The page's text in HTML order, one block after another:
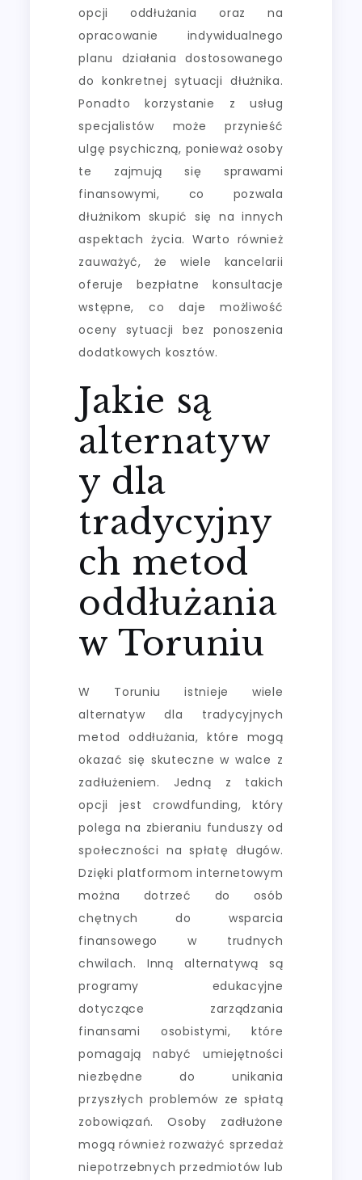
opcji oddłużania oraz na
opracowanie indywidualnego
planu działania dostosowanego
do konkretnej sytuacji dłużnika.
Ponadto korzystanie z usług
specjalistów może przynieść
ulgę psychiczną, ponieważ osoby
te zajmują się sprawami
finansowymi, co pozwala
dłużnikom skupić się na innych
aspektach życia. Warto również
zauważyć, że wiele kancelarii
oferuje bezpłatne konsultacje
wstępne, co daje możliwość
oceny sytuacji bez ponoszenia
dodatkowych kosztów.
Jakie są
alternatyw
y dla
tradycyjny
ch metod
oddłużania
w Toruniu
W Toruniu istnieje wiele
alternatyw dla tradycyjnych
metod oddłużania, które mogą
okazać się skuteczne w walce z
zadłużeniem. Jedną z takich
opcji jest crowdfunding, który
polega na zbieraniu funduszy od
społeczności na spłatę długów.
Dzięki platformom internetowym
można dotrzeć do osób
chętnych do wsparcia
finansowego w trudnych
chwilach. Inną alternatywą są
programy edukacyjne
dotyczące zarządzania
finansami osobistymi, które
pomagają nabyć umiejętności
niezbędne do unikania
przyszłych problemów ze spłatą
zobowiązań. Osoby zadłużone
mogą również rozważyć sprzedaż
niepotrzebnych przedmiotów lub